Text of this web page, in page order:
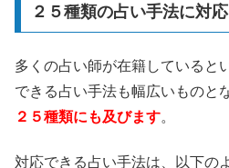
２５種類の占い手法に対
多くの占い師が在籍していると
できる占い手法も幅広いものと
２５種類にも及びます。
対応できる占い手法は、以下の